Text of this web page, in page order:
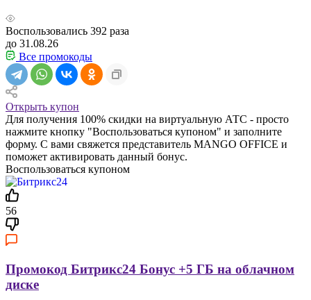
Воспользовались 392 раза
до 31.08.26
Все промокоды
Открыть купон
Для получения 100% скидки на виртуальную АТС - просто
нажмите кнопку "Воспользоваться купоном" и заполните
форму. С вами свяжется представитель MANGO OFFICE и
поможет активировать данный бонус.
Воспользоваться купоном
56
Промокод Битрикс24 Бонус +5 ГБ на облачном
диске